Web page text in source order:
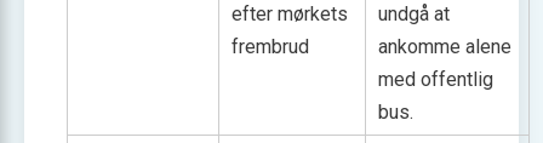
efter mørkets
frembrud
undgå at
ankomme alene
med offentlig
bus.